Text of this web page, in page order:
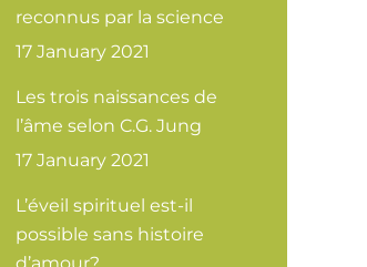
reconnus par la science
17 January 2021
Les trois naissances de
l’âme selon C.G. Jung
17 January 2021
L’éveil spirituel est-il
possible sans histoire